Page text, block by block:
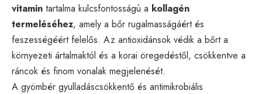
vitamin tartalma kulcsfontosságú a kollagén
termeléséhez, amely a bőr rugalmasságáért és
feszességéért felelős. Az antioxidánsok védik a bőrt a
környezeti ártalmaktól és a korai öregedéstől, csökkentve a
ráncok és finom vonalak megjelenését.
A gyömbér gyulladáscsökkentő és antimikrobiális